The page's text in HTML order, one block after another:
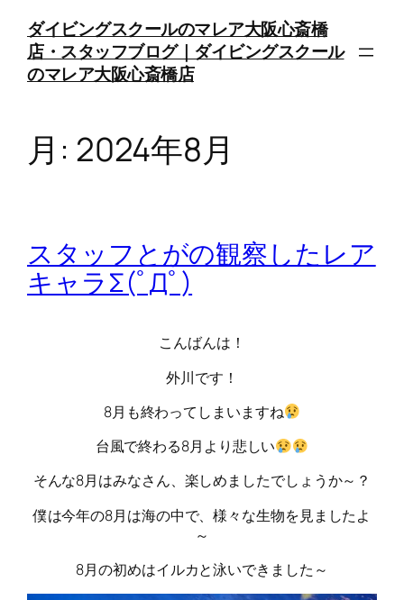
ダイビングスクールのマレア大阪心斎橋
店・スタッフブログ｜ダイビングスクール
のマレア大阪心斎橋店
月: 2024年8月
スタッフとがの観察したレア
キャラΣ(ﾟДﾟ)
こんばんは！
外川です！
8月も終わってしまいますね
台風で終わる8月より悲しい
そんな8月はみなさん、楽しめましたでしょうか～？
僕は今年の8月は海の中で、様々な生物を見ましたよ
～
8月の初めはイルカと泳いできました～